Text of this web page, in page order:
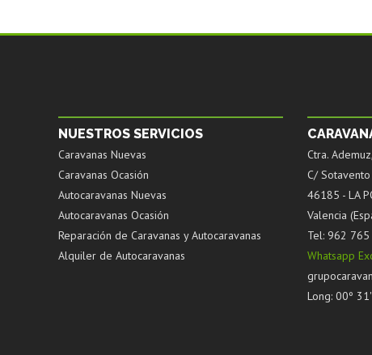
NUESTROS SERVICIOS
Caravanas Nuevas
Caravanas Ocasión
Autocaravanas Nuevas
Autocaravanas Ocasión
Reparación de Caravanas y Autocaravanas
Alquiler de Autocaravanas
Ctra.
C/ Sotavento
46185 - LA
Valencia
Tel: 962 765
Whatsapp
Long: 00º